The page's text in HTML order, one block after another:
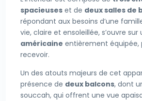
spacieuses et de deux salles de
répondant aux besoins d’une
vie, claire et ensoleillée, s’ouvre sur
américaine entièrement équipée,
recevoir.
Un des atouts majeurs de cet
présence de deux balcons, dont
souccah, qui offrent une vue